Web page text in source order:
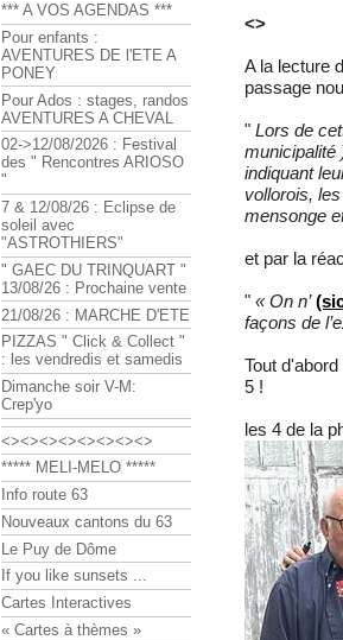
<>
A la lecture
passage
" Lors de
municipalité
indiquant
vollorois,
mensonge
et par la
" « On n’
façons de
Tout
5 !
les 4 de la
*** A VOS AGENDAS ***
Pour enfants :
AVENTURES DE l'ETE A
PONEY
Pour Ados : stages, randos
AVENTURES A CHEVAL
02->12/08/2026 : Festival
des " Rencontres ARIOSO
"
7 & 12/08/26 : Eclipse de
soleil avec
"ASTROTHIERS"
" GAEC DU TRINQUART "
13/08/26 : Prochaine vente
21/08/26 : MARCHE D'ETE
PIZZAS " Click & Collect "
: les vendredis et samedis
Dimanche soir V-M:
Crep'yo
<><><><><><><><>
***** MELI-MELO *****
Info route 63
Nouveaux cantons du 63
Le Puy de Dôme
If you like sunsets ...
Cartes Interactives
« Cartes à thèmes »